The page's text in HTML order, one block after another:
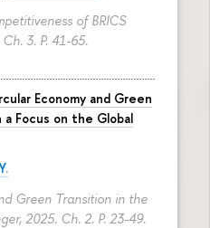
of BRICS
3. P. 41-65.
Economy and Green
Focus on the Global
Green Transition in the
2025. Ch. 2. P. 23-49.